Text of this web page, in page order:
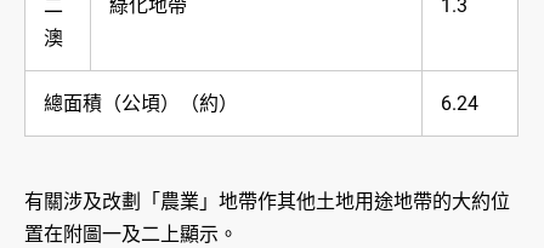
二
澳
綠化地帶 1.3
總面積（公頃）（約） 6.24
有關涉及改劃「農業」地帶作其他土地用途地帶的大約位
置在附圖一及二上顯示。